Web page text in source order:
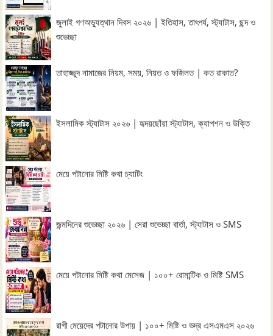
জুলাই গণঅভ্যুত্থান দিবস ২০২৬ | ইতিহাস, তাৎপর্য, স্ট্যাটাস, ছন্দ ও
শুভেচ্ছা
তাহাজ্জুদ নামাজের নিয়ম, সময়, নিয়ত ও ফজিলত | কত রাকাত?
ইসলামিক স্ট্যাটাস ২০২৬ | হৃদয়ছোঁয়া স্ট্যাটাস, ক্যাপশন ও উক্তি
মেয়ে পটানোর মিষ্টি কথা চ্যাটিং
জন্মদিনের শুভেচ্ছা ২০২৬ | সেরা শুভেচ্ছা বার্তা, স্ট্যাটাস ও SMS
মেয়ে পটানোর মিষ্টি কথা মেসেজ | ১০০+ রোমান্টিক ও মিষ্টি SMS
রাগী মেয়েদের পটানোর উপায় | ১০০+ মিষ্টি ও ভদ্র এসএমএস ২০২৬